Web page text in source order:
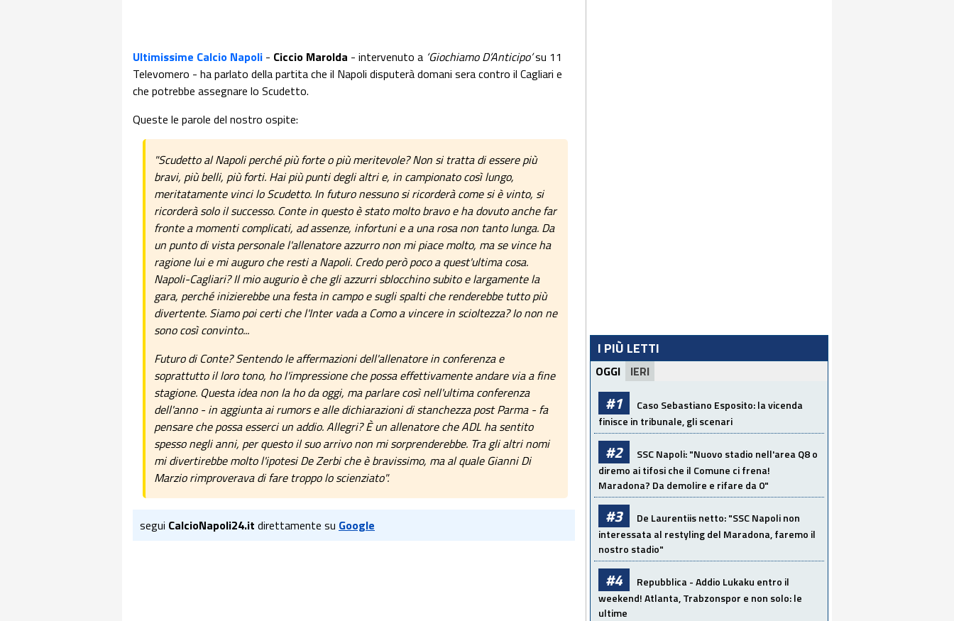
Ultimissime Calcio Napoli - Ciccio Marolda - intervenuto a ‘Giochiamo D’Anticipo’su 11
Televomero - ha parlato della partita che il Napoli disputerà domani sera contro il Cagliari e
che potrebbe assegnare lo Scudetto.
Queste le parole del nostro ospite:
"Scudetto al Napoli perché più forte o più meritevole? Non si tratta di essere più
bravi, più belli, più forti. Hai più punti degli altri e, in campionato così lungo,
meritatamente vinci lo Scudetto. In futuro nessuno si ricorderà come si è vinto, si
ricorderà solo il successo. Conte in questo è stato molto bravo e ha dovuto anche far
fronte a momenti complicati, ad assenze, infortuni e a una rosa non tanto lunga. Da
un punto di vista personale l'allenatore azzurro non mi piace molto, ma se vince ha
ragione lui e mi auguro che resti a Napoli. Credo però poco a quest'ultima cosa.
Napoli-Cagliari? Il mio augurio è che gli azzurri sblocchino subito e largamente la
gara, perché inizierebbe una festa in campo e sugli spalti che renderebbe tutto più
divertente. Siamo poi certi che l'Inter vada a Como a vincere in scioltezza? Io non ne
sono così convinto...
Futuro di Conte? Sentendo le affermazioni dell'allenatore in conferenza e
soprattutto il loro tono, ho l'impressione che possa effettivamente andare via a fine
stagione. Questa idea non la ho da oggi, ma parlare così nell'ultima conferenza
dell'anno - in aggiunta ai rumors e alle dichiarazioni di stanchezza post Parma - fa
pensare che possa esserci un addio. Allegri? È un allenatore che ADL ha sentito
spesso negli anni, per questo il suo arrivo non mi sorprenderebbe. Tra gli altri nomi
mi divertirebbe molto l'ipotesi De Zerbi che è bravissimo, ma al quale Gianni Di
Marzio rimproverava di fare troppo lo scienziato".
segui CalcioNapoli24.it direttamente su Google
I PIÙ LETTI
OGGI IERI
#1
Caso Sebastiano Esposito: la vicenda
finisce in tribunale, gli scenari
#2
SSC Napoli: "Nuovo stadio nell'area Q8 o
diremo ai tifosi che il Comune ci frena!
Maradona? Da demolire e rifare da 0"
#3
De Laurentiis netto: "SSC Napoli non
interessata al restyling del Maradona, faremo il
nostro stadio"
#4
Repubblica - Addio Lukaku entro il
weekend! Atlanta, Trabzonspor e non solo: le
ultime